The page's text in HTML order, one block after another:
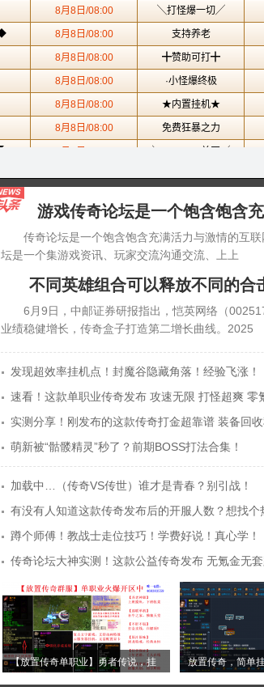
游戏传奇论坛是一个饱含饱含
传奇论坛是一个饱含饱含充满活力与激情的互
坛是一个集游戏资讯、玩家交流沟通交流、上上
不同英雄组合可以释放不同的合
攻沙
6月9日，中邮证券研报指出，恺英网络（
业绩稳健增长，传奇盒子打造第二增长曲线。2025
发现超效率挂机点！封魔谷隐藏角落！经验飞涨！
速看！这款单职业传奇发布 攻速无限 打怪超爽 零
实测分享！刚发布的这款传奇打金超靠谱 装备回收
萌新被“骷髅精灵”秒了？前期BOSS打法合集！
加载中…（传奇VS传世）谁才是青春？别引战！
蹲个师傅！教战士走位技巧！学费好说！真心学！
【放置传奇单职业】勇者传说，挂
放置传奇，简单